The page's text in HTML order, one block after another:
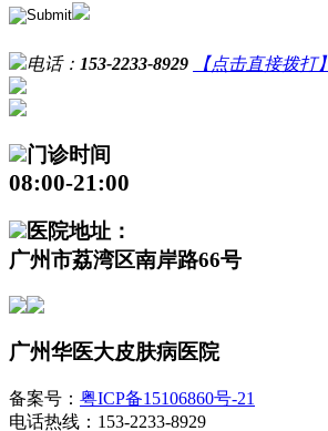
电话： 153-2233-8929 【点击直接拨打】
门诊时间
08:00-21:00
医院地址：
广州市荔湾区南岸路66号
广州华医大皮肤病医院
备案号： 粤ICP备15106860号-21
电话热线：153-2233-8929